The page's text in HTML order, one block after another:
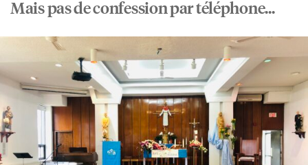
Mais pas de confession par téléphone...